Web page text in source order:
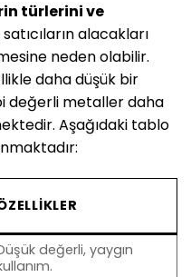
türlerini ve
satıcıların alacakları
neden olabilir.
daha düşük bir
değerli metaller daha
Aşağıdaki tablo
değerli, yaygın